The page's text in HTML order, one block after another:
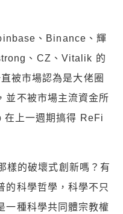
、Binance、輝
、CZ、Vitalik 的
被市場認為是大佬圈
並不被市場主流資金所
在上一週期搞得 ReFi
樣的破壞式創新嗎？有
的科學哲學，科學不只
一種科學共同體宗教權